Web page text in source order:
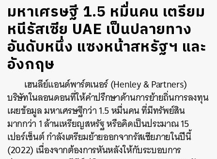
มหาเศรษฐี 1.5 หมื่นคน เตรียม
หนีรัสเซีย UAE เป็นปลายทาง
อันดับหนึ่ง แซงหน้าสหรัฐฯ และ
อังกฤษ
เฮนลีย์แอนด์พาร์ตเนอร์ (Henley & Partners)
บริษัทในลอนดอนที่ให้คำปรึกษาด้านการย้ายถิ่นการลงทุน
เผยข้อมูล มหาเศรษฐีกว่า 1.5 หมื่นคน ที่มีทรัพย์สิน
มากกว่า 1 ล้านเหรียญสหรัฐ หรือคิดเป็นประมาณ 15
เปอร์เซ็นต์ กำลังเตรียมย้ายออกจากรัสเซียภายในปีนี้
(2022) เนื่องจากต้องการหันหลังให้กับระบอบการ